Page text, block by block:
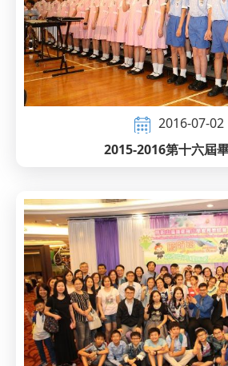
2016-07-02
2015-2016第十六屆